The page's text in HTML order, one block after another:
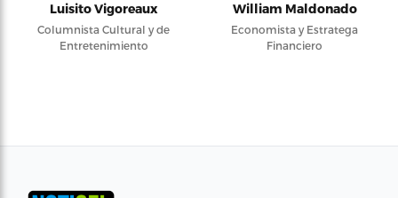
Luisito Vigoreaux
Columnista Cultural y de
Entretenimiento
William Maldonado
Economista y Estratega
Financiero